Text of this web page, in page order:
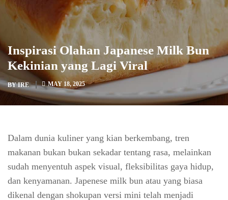
Inspirasi Olahan Japanese Milk Bun
Kekinian yang Lagi Viral
BYIRE MAY 18, 2025
Dalam dunia kuliner yang kian berkembang, tren
makanan bukan bukan sekadar tentang rasa, melainkan
sudah menyentuh aspek visual, fleksibilitas gaya hidup,
dan kenyamanan. Japenese milk bun atau yang biasa
dikenal dengan shokupan versi mini telah menjadi